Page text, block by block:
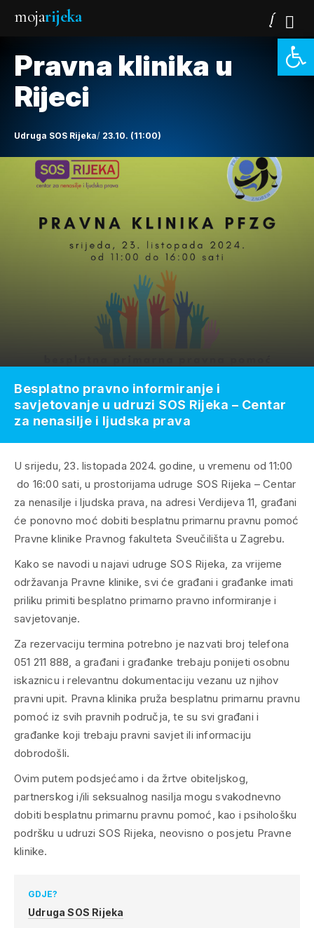
mojarijeka
Pravna klinika u
Rijeci
Udruga SOS Rijeka 23.10. (11:00)
U srijedu, 23. listopada 2024. godine, u vremenu od 11:00
do 16:00 sati, u prostorijama udruge SOS Rijeka – Centar
za nenasilje i ljudska prava, na adresi Verdijeva 11, građani
će ponovno moć dobiti besplatnu primarnu pravnu pomoć
Pravne klinike Pravnog fakulteta Sveučilišta u Zagrebu.
Kako se navodi u najavi udruge SOS Rijeka, za vrijeme
održavanja Pravne klinike, svi će građani i građanke imati
priliku primiti besplatno primarno pravno informiranje i
savjetovanje.
Za rezervaciju termina potrebno je nazvati broj telefona
051 211 888, a građani i građanke trebaju ponijeti osobnu
iskaznicu i relevantnu dokumentaciju vezanu uz njihov
pravni upit. Pravna klinika pruža besplatnu primarnu pravnu
pomoć iz svih pravnih područja, te su svi građani i
građanke koji trebaju pravni savjet ili informaciju
dobrodošli.
Ovim putem podsjećamo i da žrtve obiteljskog,
partnerskog i/ili seksualnog nasilja mogu svakodnevno
dobiti besplatnu primarnu pravnu pomoć, kao i psihološku
podršku u udruzi SOS Rijeka, neovisno o posjetu Pravne
klinike.
GDJE?
Udruga SOS Rijeka
Besplatno pravno informiranje i
savjetovanje u udruzi SOS Rijeka – Centar
za nenasilje i ljudska prava